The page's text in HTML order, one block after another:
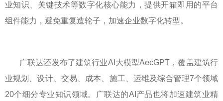
业知识、关键技术等数字化核心能力，提供开箱即用的平台
组件能力，避免重复造轮子，加速企业数字化转型。
广联达还发布了建筑行业AI大模型AecGPT，覆盖建筑行
业规划、设计、交易、成本、施工、运维及综合管理7个领域
20个细分专业知识领域。广联达的AI产品也将加速建筑业精